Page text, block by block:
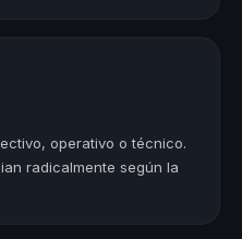
operativo o técnico.
radicalmente según la